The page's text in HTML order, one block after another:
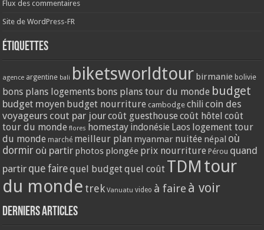
Flux des commentaires
Site de WordPress-FR
Étiquettes
agence argentine bali biketsworldtour birmanie bolivie
bons plans logements bons plans tour du monde budget
budget moyen budget nourriture cambodge chili coin des
voyageurs cout par jourcoût guesthouse coût hôtel coût
tour du monde flores homestay indonésie Laos logement tour
du monde marché meilleur plan myanmar nuitée népal où
dormir où partir photos plongée prix nourriture Pérou quand
partir que fairequel budgetquel coût TDM tour
du monde trek Vanuatu video à faire à voir
Derniers articles